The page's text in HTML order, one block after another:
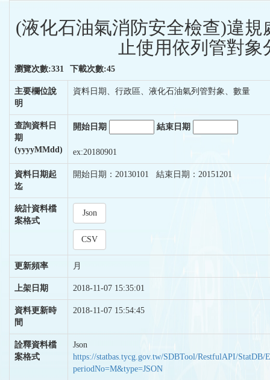
(液化石油氣消防安全檢查)違
止使用依列管對象
瀏覽次數:331 下載次數:45
主要欄位說
明
資料日期、行政區、液化石油氣列管對象、數量
查詢資料日
期
(yyyyMMdd)
開始日期 結束日期
ex:20180901
資料日期起
迄
開始日期：20130101 結束日期：20151201
統計資料檔
案格式
Json
CSV
更新頻率 月
上架日期 2018-11-07 15:35:01
資料更新時
間
2018-11-07 15:54:45
詮釋資料檔
案格式
Json
https://statbas.tycg.gov.tw/SDBTool/RestfulAPI/StatDB/
periodNo=M&type=JSON